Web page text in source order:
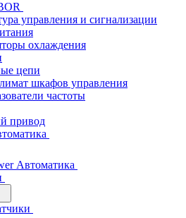
управления и сигнализации
охлаждения
цепи
шкафов управления
частоты
привод
Автоматика